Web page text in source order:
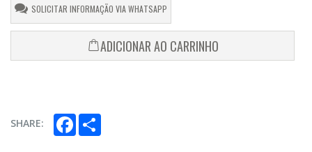
SOLICITAR INFORMAÇÃO VIA WHATSAPP
ADICIONAR AO CARRINHO
SHARE: Facebook